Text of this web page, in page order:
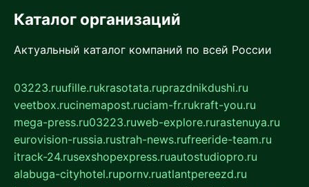
Каталог организаций
Актуальный каталог компаний по всей России
03223.ruufille.rukrasotata.ruprazdnikdushi.ru
veetbox.rucinemapost.ruciam-fr.rukraft-you.ru
mega-press.ru03223.ruweb-explore.rurastenuya.ru
eurovision-russia.rustrah-news.rufreeride-team.ru
itrack-24.rusexshopexpress.ruautostudiopro.ru
alabuga-cityhotel.rupornv.ruatlantpereezd.ru